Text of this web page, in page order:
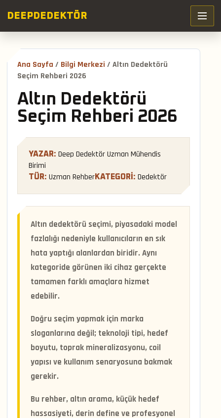
DEEP DEDEKTÖR
Ana Sayfa / Bilgi Merkezi / Altın Dedektörü
Seçim Rehberi 2026
Altın Dedektörü
Seçim Rehberi 2026
YAZAR: Deep Dedektör Uzman Mühendis
Birimi
TÜR: Uzman RehberKATEGORI: Dedektör
Altın dedektörü seçimi, piyasadaki model
fazlalığı nedeniyle kullanıcıların en sık
hata yaptığı alanlardan biridir. Aynı
kategoride görünen iki cihaz gerçekte
tamamen farklı amaçlara hizmet
edebilir.
Doğru seçim yapmak için marka
sloganlarına değil; teknoloji tipi, hedef
boyutu, toprak mineralizasyonu, coil
yapısı ve kullanım senaryosuna bakmak
gerekir.
Bu rehber, altın arama, küçük hedef
hassasiyeti, derin define ve profesyonel